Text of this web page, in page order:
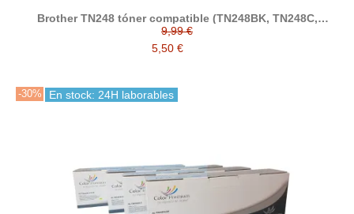
Brother TN248 tóner compatible (TN248BK, TN248C,
TN248M, TN248Y)
9,99 €
5,50 €
-30% En stock: 24H laborables